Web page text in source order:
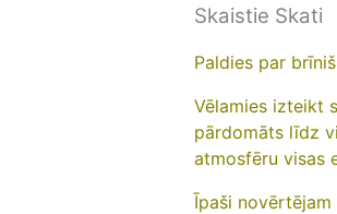
Skaistie Skati
Paldies par
Vēlamies izteikt
pārdomāts līdz
atmosfēru visas
Īpaši